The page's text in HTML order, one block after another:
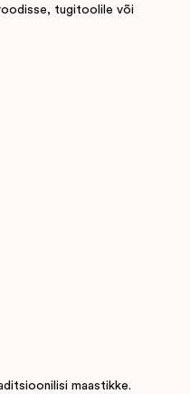
tugitoolile või
maastikke.